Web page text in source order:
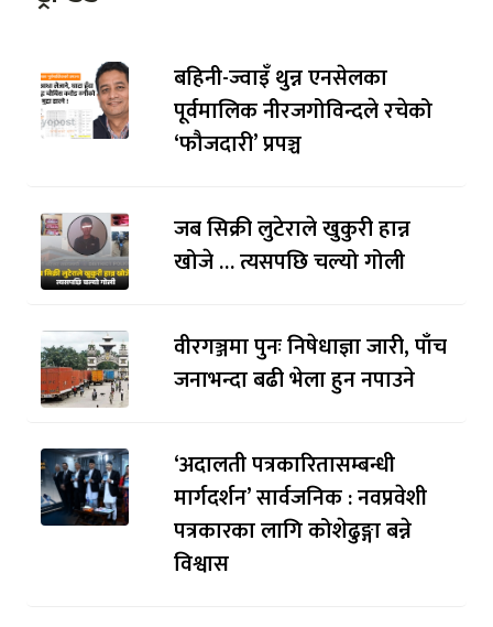
बहिनी-ज्वाइँ थुन्न एनसेलका
पूर्वमालिक नीरजगोविन्दले रचेको
‘फौजदारी’ प्रपञ्च
जब सिक्री लुटेराले खुकुरी हान्न
खोजे … त्यसपछि चल्यो गोली
वीरगञ्जमा पुनः निषेधाज्ञा जारी, पाँच
जनाभन्दा बढी भेला हुन नपाउने
‘अदालती पत्रकारितासम्बन्धी
मार्गदर्शन’ सार्वजनिक : नवप्रवेशी
पत्रकारका लागि कोशेढुङ्गा बन्ने
विश्वास